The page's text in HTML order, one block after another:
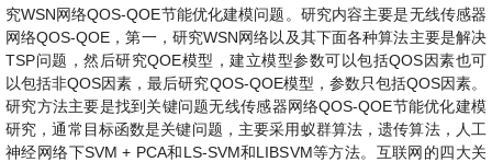
究WSN网络QOS-QOE节能优化建模问题。研究内容主要是无线传感器
网络QOS-QOE，第一，研究WSN网络以及其下面各种算法主要是解决
TSP问题，然后研究QOE模型，建立模型参数可以包括QOS因素也可
以包括非QOS因素，最后研究QOS-QOE模型，参数只包括QOS因素。
研究方法主要是找到关键问题无线传感器网络QOS-QOE节能优化建模
研究，通常目标函数是关键问题，主要采用蚁群算法，遗传算法，人工
神经网络下SVM + PCA和LS-SVM和LIBSVM等方法。互联网的四大关